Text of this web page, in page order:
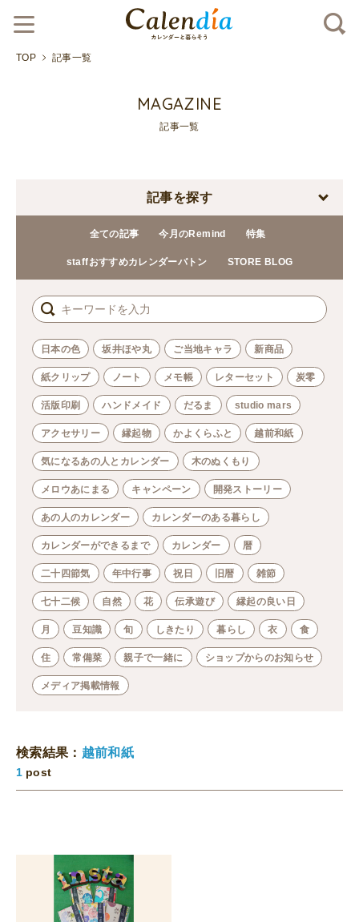
TOP 記事一覧
MAGAZINE
記事一覧
記事を探す
全ての記事 今月のRemind 特集
staffおすすめカレンダーバトン STORE BLOG
日本の色 坂井ほや丸 ご当地キャラ 新商品
紙クリップ ノート メモ帳 レターセット 炭零
活版印刷 ハンドメイド だるま studio mars
アクセサリー 縁起物 かよくらふと 越前和紙
気になるあの人とカレンダー 木のぬくもり
メロウあにまる キャンペーン 開発ストーリー
あの人のカレンダー カレンダーのある暮らし
カレンダーができるまで カレンダー 暦
二十四節気 年中行事 祝日 旧暦 雑節
七十二候 自然 花 伝承遊び 縁起の良い日
月 豆知識 旬 しきたり 暮らし 衣 食
住 常備菜 親子で一緒に ショップからのお知らせ
メディア掲載情報
検索結果： 越前和紙
1 post